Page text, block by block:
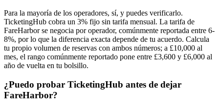
Para la mayoría de los operadores, sí, y puedes verificarlo.
TicketingHub cobra un 3% fijo sin tarifa mensual. La tarifa de
FareHarbor se negocia por operador, comúnmente reportada entre 6-
8%, por lo que la diferencia exacta depende de tu acuerdo. Calcula
tu propio volumen de reservas con ambos números; a £10,000 al
mes, el rango comúnmente reportado pone entre £3,600 y £6,000 al
año de vuelta en tu bolsillo.
¿Puedo probar TicketingHub antes de dejar
FareHarbor?